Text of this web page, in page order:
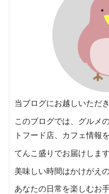
当ブログにお越しいただ
このブログでは、グルメ
トフード店、カフェ情報を
てんこ盛りでお届けします
美味しい時間はかけがえ
あなたの日常を楽しむお